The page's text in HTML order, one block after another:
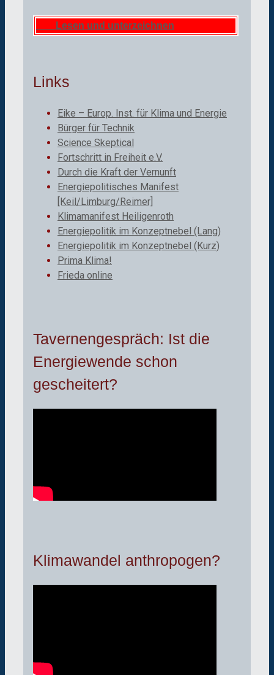
Lesen und unterzeichnen
Links
Eike – Europ. Inst. für Klima und Energie
Bürger für Technik
Science Skeptical
Fortschritt in Freiheit e.V.
Durch die Kraft der Vernunft
Energiepolitisches Manifest
[Keil/Limburg/Reimer]
Klimamanifest Heiligenroth
Energiepolitik im Konzeptnebel (Lang)
Energiepolitik im Konzeptnebel (Kurz)
Prima Klima!
Frieda online
Tavernengespräch: Ist die
Energiewende schon
gescheitert?
Klimawandel anthropogen?